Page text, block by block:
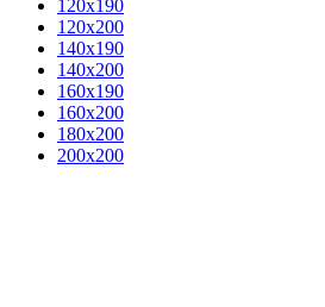
120х190
120х200
140х190
140х200
160х190
160х200
180х200
200х200